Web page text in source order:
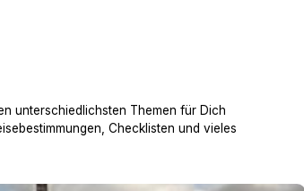
unterschiedlichsten Themen für Dich
Checklisten und vieles